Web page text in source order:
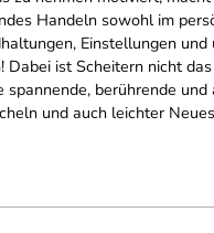
Handeln sowohl im
Einstellungen
Dabei ist Scheitern nicht
spannende, berührende
und auch leichter